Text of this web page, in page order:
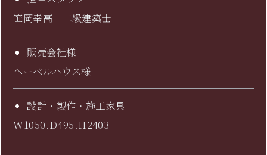
笹岡幸高 二級建築士
販売会社様
ヘーベルハウス様
設計・製作・施工家具
W1050.D495.H2403